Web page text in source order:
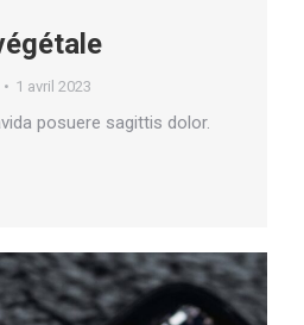
1 avril 2023
posuere sagittis dolor.